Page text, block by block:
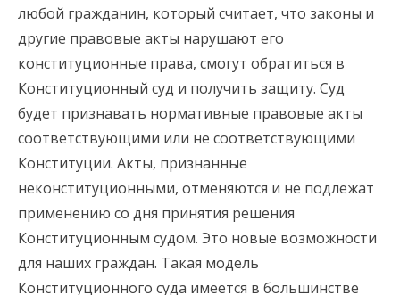
любой гражданин, который считает, что законы и
другие правовые акты нарушают его
конституционные права, смогут обратиться в
Конституционный суд и получить защиту. Суд
будет признавать нормативные правовые акты
соответствующими или не соответствующими
Конституции. Акты, признанные
неконституционными, отменяются и не подлежат
применению со дня принятия решения
Конституционным судом. Это новые возможности
для наших граждан. Такая модель
Конституционного суда имеется в большинстве